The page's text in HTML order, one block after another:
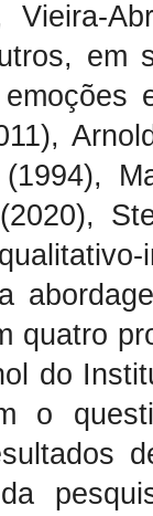
Vieira-
em
quatro
do
o